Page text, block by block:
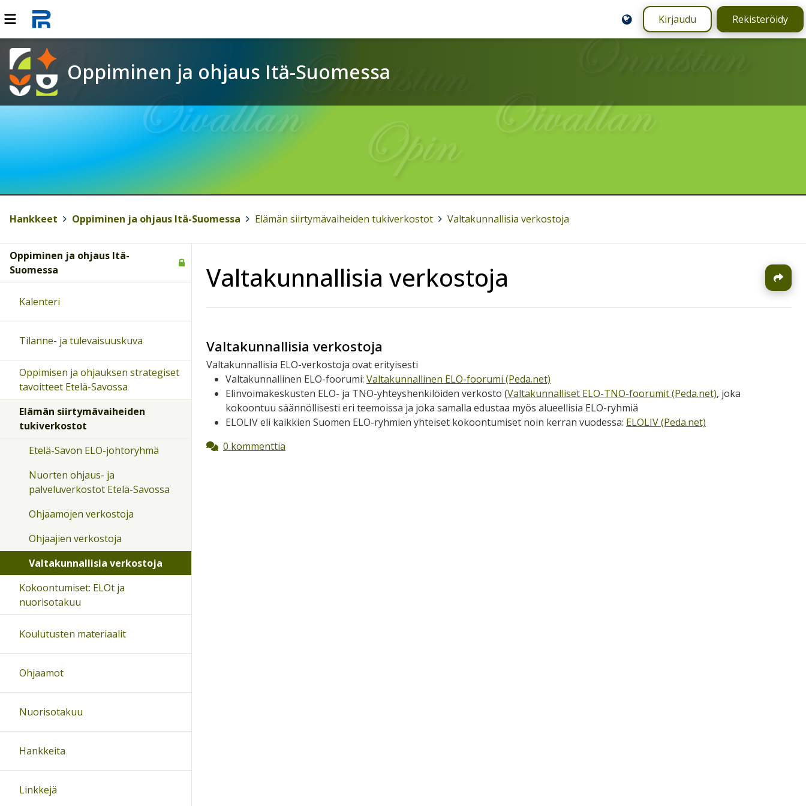
Kirjaudu Rekisteröidy
Oppiminen ja ohjaus Itä-Suomessa
Hankkeet Oppiminen ja ohjaus Itä-Suomessa Elämän siirtymävaiheiden tukiverkostot Valtakunnallisia verkostoja
Valtakunnallisia verkostoja
Valtakunnallisia verkostoja
Valtakunnallisia ELO-verkostoja ovat erityisesti
Valtakunnallinen ELO-foorumi: Valtakunnallinen ELO-foorumi (Peda.net)
Elinvoimakeskusten ELO- ja TNO-yhteyshenkilöiden verkosto (Valtakunnalliset ELO-TNO-foorumit (Peda.net), joka
kokoontuu säännöllisesti eri teemoissa ja joka samalla edustaa myös alueellisia ELO-ryhmiä
ELOLIV eli kaikkien Suomen ELO-ryhmien yhteiset kokoontumiset noin kerran vuodessa: ELOLIV (Peda.net)
0 kommenttia
Oppiminen ja ohjaus Itä-
Suomessa
Kalenteri
Tilanne- ja tulevaisuuskuva
Oppimisen ja ohjauksen strategiset
tavoitteet Etelä-Savossa
Elämän siirtymävaiheiden
tukiverkostot
Etelä-Savon ELO-johtoryhmä
Nuorten ohjaus- ja
palveluverkostot Etelä-Savossa
Ohjaamojen verkostoja
Ohjaajien verkostoja
Valtakunnallisia verkostoja
Kokoontumiset: ELOt ja
nuorisotakuu
Koulutusten materiaalit
Ohjaamot
Nuorisotakuu
Hankkeita
Linkkejä